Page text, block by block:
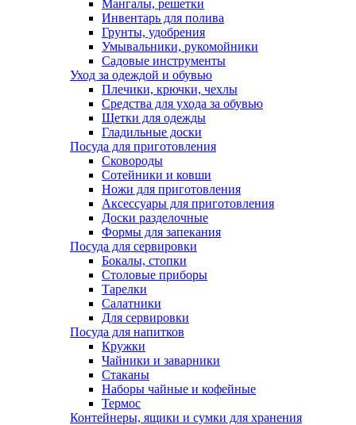
Мангалы, решетки
Инвентарь для полива
Грунты, удобрения
Умывальники, рукомойники
Садовые инструменты
Уход за одеждой и обувью
Плечики, крючки, чехлы
Средства для ухода за обувью
Щетки для одежды
Гладильные доски
Посуда для приготовления
Сковороды
Сотейники и ковши
Ножи для приготовления
Аксессуары для приготовления
Доски разделочные
Формы для запекания
Посуда для сервировки
Бокалы, стопки
Столовые приборы
Тарелки
Салатники
Для сервировки
Посуда для напитков
Кружки
Чайники и заварники
Стаканы
Наборы чайные и кофейные
Термос
Контейнеры, ящики и сумки для хранения